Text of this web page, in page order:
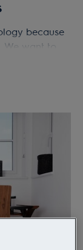
because
want to
trends so